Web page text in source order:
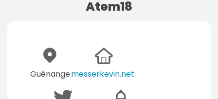
Atem18
Guénangemesserkevin.net